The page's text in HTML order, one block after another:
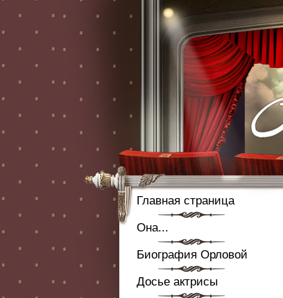
Главная страница
Она...
Биография Орловой
Досье актрисы